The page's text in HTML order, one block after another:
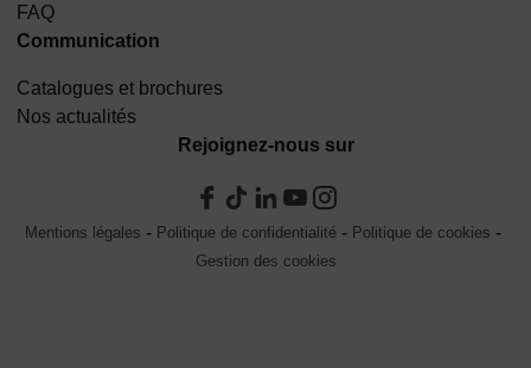
FAQ
Communication
Catalogues et brochures
Nos actualités
Rejoignez-nous sur
Mentions légales Politique de confidentialité
Politique de cookies
Gestion des cookies